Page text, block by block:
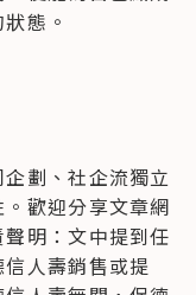
態。
企劃、社企流獨立
歡迎分享文章網
明：文中提到任
人壽銷售或提